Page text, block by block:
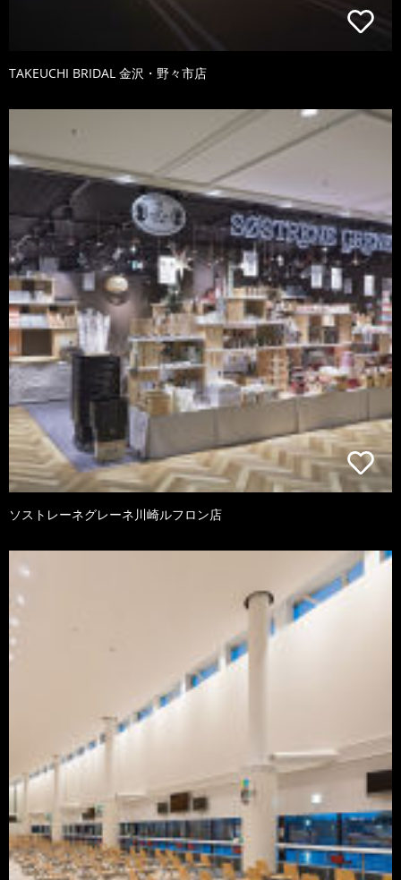
TAKEUCHI BRIDAL 金沢・野々市店
ソストレーネグレーネ川崎ルフロン店